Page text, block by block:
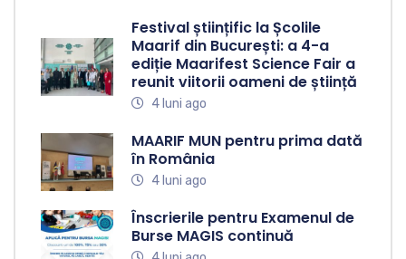
Festival științific la Școlile
Maarif din București: a 4-a
ediție Maarifest Science Fair a
reunit viitorii oameni de știință
4 luni ago
MAARIF MUN pentru prima dată
în România
4 luni ago
Înscrierile pentru Examenul de
Burse MAGIS continuă